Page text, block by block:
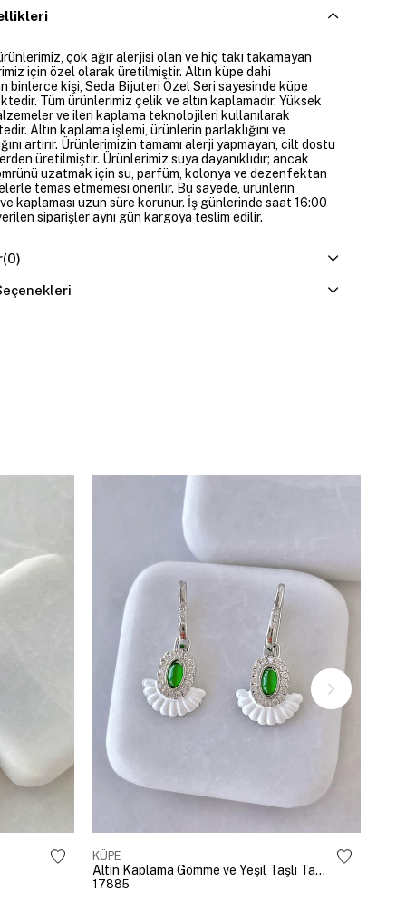
çok ağır alerjisi olan ve hiç takı takamayan
için özel olarak üretilmiştir. Altın küpe dahi
binlerce kişi, Seda Bijuteri Özel Seri sayesinde küpe
Tüm ürünlerimiz çelik ve altın kaplamadır. Yüksek
ve ileri kaplama teknolojileri kullanılarak
Altın kaplama işlemi, ürünlerin parlaklığını ve
artırır. Ürünlerimizin tamamı alerji yapmayan, cilt dostu
üretilmiştir. Ürünlerimiz suya dayanıklıdır; ancak
uzatmak için su, parfüm, kolonya ve dezenfektan
temas etmemesi önerilir. Bu sayede, ürünlerin
ve kaplaması uzun süre korunur. İş günlerinde saat 16:00
siparişler aynı gün kargoya teslim edilir.
(0)
KÜPE
Altın Kaplama Gömme ve Yeşil Taşlı Tasarım Küpe Gümüş
17885